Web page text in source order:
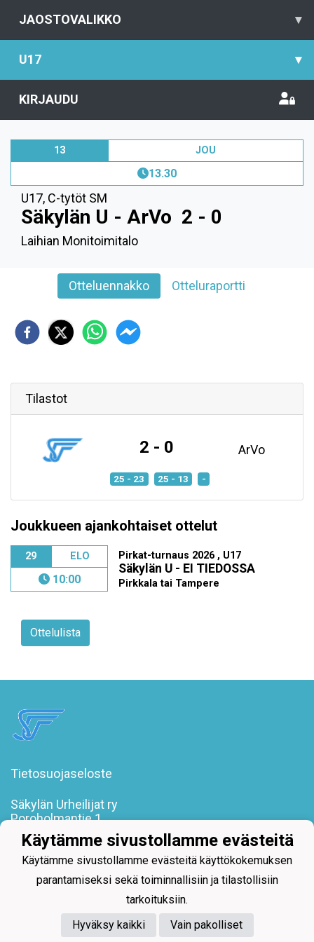
JAOSTOVALIKKO ▾
U17 ▾
KIRJAUDU
13 JOU
13.30
U17, C-tytöt SM
Säkylän U - ArVo 2 - 0
Laihian Monitoimitalo
Otteluennakko Otteluraportti
Tilastot
2 - 0 ArVo
25 - 23 25 - 13 -
Joukkueen ajankohtaiset ottelut
29 ELO
10:00
Pirkat-turnaus 2026 , U17
Säkylän U - EI TIEDOSSA
Pirkkala tai Tampere
Ottelulista
Tietosuojaseloste
Säkylän Urheilijat ry
Poroholmantie 1
27800 Säkylä
toimisto@sakylanurheilijat.fi
Powered by
Käytämme sivustollamme evästeitä
Käytämme sivustollamme evästeitä käyttökokemuksen
parantamiseksi sekä toiminnallisiin ja tilastollisiin
tarkoituksiin.
Hyväksy kaikki
Vain pakolliset